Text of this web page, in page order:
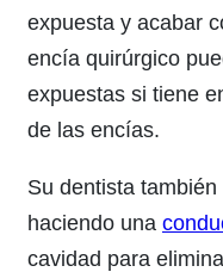
expuesta y acabar
encía quirúrgico
expuestas si tiene
de las encías.
Su dentista
haciendo una
cavidad para